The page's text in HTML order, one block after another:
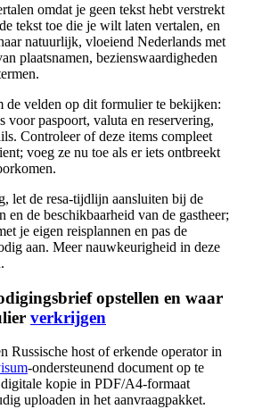
omdat je geen tekst hebt verstrekt
tekst toe die je wilt laten vertalen, en
natuurlijk, vloeiend Nederlands met
plaatsnamen, bezienswaardigheden
de velden op dit formulier te bekijken:
voor paspoort, valuta en reservering,
Controleer of deze items compleet
voeg ze nu toe als er iets ontbreekt
let de resa-tijdlijn aansluiten bij de
en de beschikbaarheid van de gastheer;
je eigen reisplannen en pas de
aan. Meer nauwkeurigheid in deze
opstellen en waar
verkrijgen
Russische host of erkende operator in
-ondersteunend document op te
kopie in PDF/A4-formaat
uploaden in het aanvraagpakket.